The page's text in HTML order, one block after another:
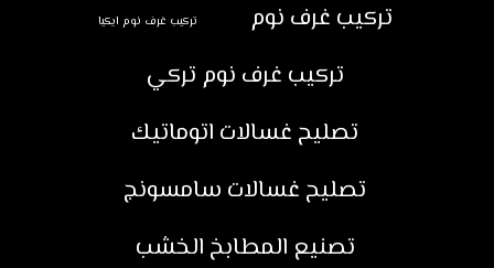
تركيب غرف نوم
تركيب غرف نوم ايكيا
تركيب غرف نوم تركي
تصليح غسالات اتوماتيك
تصليح غسالات سامسونج
تصنيع المطابخ الخشب